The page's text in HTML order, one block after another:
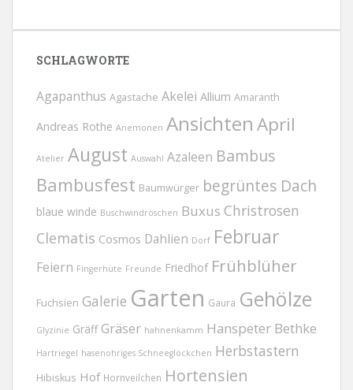
SCHLAGWORTE
Agapanthus Agastache Akelei Allium Amaranth
Andreas Rothe Anemonen AnsichtenApril
Atelier August Auswahl Azaleen Bambus
Bambusfest Baumwürger begrüntes Dach
blaue winde Buschwindröschen Buxus Christrosen
Clematis Cosmos Dahlien Dorf Februar
Feiern Fingerhüte Freunde Friedhof Frühblüher
Fuchsien Galerie Garten Gaura Gehölze
Glyzinie Gräff Gräser hahnenkamm Hanspeter Bethke
Hartriegel hasenohriges Schneeglöckchen Herbstastern
Hibiskus Hof Hornveilchen Hortensien